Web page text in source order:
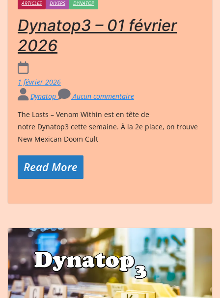
ARTICLES DIVERS DYNATOP
Dynatop3 – 01 février
2026
1 février 2026
Dynatop
Aucun commentaire
The Losts – Venom Within est en tête de
notre Dynatop3 cette semaine. À la 2e place, on trouve
New Mexican Doom Cult
Read More